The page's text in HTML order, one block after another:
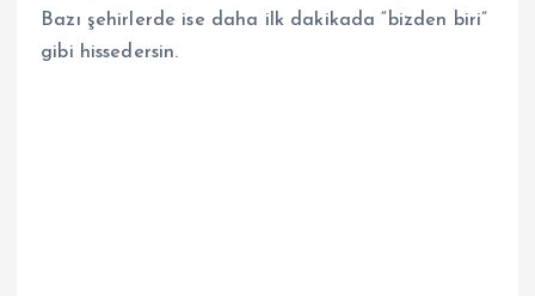
Bazı şehirlerde ise daha ilk dakikada “bizden biri”
gibi hissedersin.